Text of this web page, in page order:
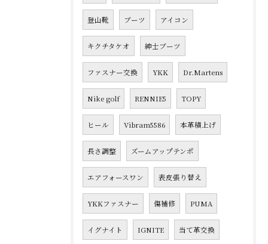
登山靴 ブーツ アイコン
キクチタケオ 紳士ブーツ
ファスナー交換 YKK Dr.Martens
Nike golf RENNIE5 TOPY
ヒール Vibram5586 本革積上げ
長さ調整 ズームアップテンポ
エアフォースワン 表皮張り替え
YKKファスナー 傷補修 PUMA
イグナイト IGNITE 当て革交換